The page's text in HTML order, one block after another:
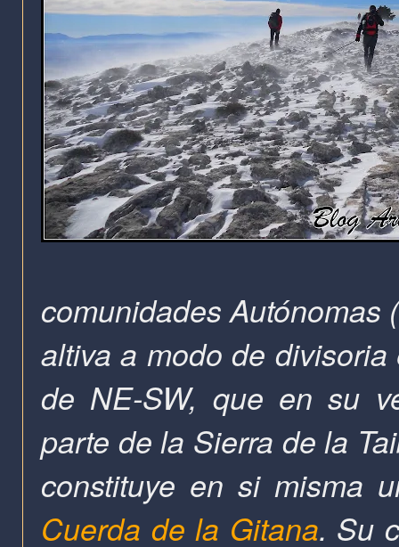
comunidades Autónomas
altiva a modo de
de NE-SW, que en su
parte de la Sierra de la
constituye en si misma
Cuerda de la Gitana. Su